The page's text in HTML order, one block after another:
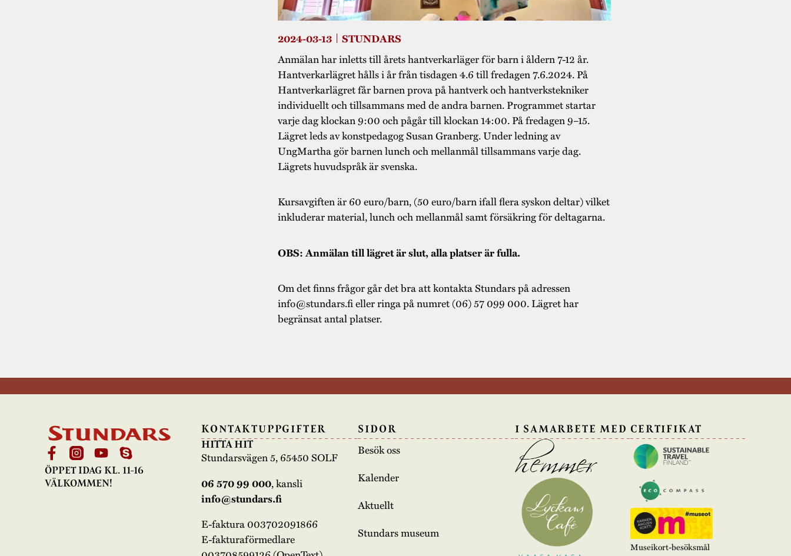
2024-03-13
STUNDARS
Anmälan har inletts till årets hantverkarläger för barn i åldern 7-12 år.
Hantverkarlägret hålls i år från tisdagen 4.6 till fredagen 7.6.2024. På
Hantverkarlägret får barnen prova på hantverk och hantverkstekniker
individuellt och tillsammans med de andra barnen. Programmet startar
varje dag klockan 9:00 och pågår till klockan 14:00. På fredagen 9–15.
Lägret leds av konstpedagog Susan Granberg. Under ledning av
UngMartha gör barnen lunch och mellanmål tillsammans varje dag.
Lägrets huvudspråk är svenska.
Kursavgiften är 60 euro/barn, (50 euro/barn ifall flera syskon deltar) vilket
inkluderar material, lunch och mellanmål samt försäkring för deltagarna.
OBS: Anmälan till lägret är slut, alla platser är fulla.
Om det finns frågor går det bra att kontakta Stundars på adressen
info@stundars.fi eller ringa på numret (06) 57 099 000. Lägret har
begränsat antal platser.
ÖPPET IDAG KL. 11-16
VÄLKOMMEN!
KONTAKTUPPGIFTER
HITTA HIT
Stundarsvägen 5, 65450 SOLF
06 570 99 000, kansli
info@stundars.fi
E-faktura 003702091866
E-fakturaförmedlare
SIDOR
Besök oss
Kalender
Aktuellt
Stundars museum
I SAMARBETE MED CERTIFIKAT
Museikort-besöksmål